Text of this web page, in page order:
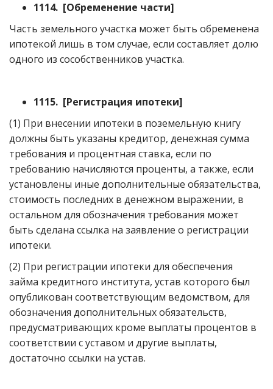
1114. [Обременение части]
Часть земельного участка может быть обременена
ипотекой лишь в том случае, если составляет долю
одного из сособственников участка.
1115. [Регистрация ипотеки]
(1) При внесении ипотеки в поземельную книгу
должны быть указаны кредитор, денежная сумма
требования и процентная ставка, если по
требованию начисляются проценты, а также, если
установлены иные дополнительные обязательства,
стоимость последних в денежном выражении, в
остальном для обозначения требования может
быть сделана ссылка на заявление о регистрации
ипотеки.
(2) При регистрации ипотеки для обеспечения
займа кредитного института, устав которого был
опубликован соответствующим ведомством, для
обозначения дополнительных обязательств,
предусматривающих кроме выплаты процентов в
соответствии с уставом и другие выплаты,
достаточно ссылки на устав.